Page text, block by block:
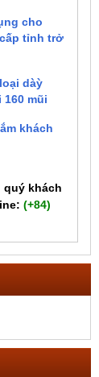
cho
tỉnh trở
dàỳ
160 mũi
khách
khách
(+84)